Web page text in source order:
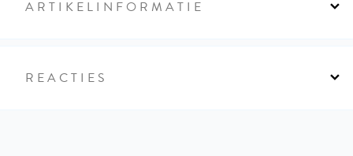
ARTIKELINFORMATIE
REACTIES